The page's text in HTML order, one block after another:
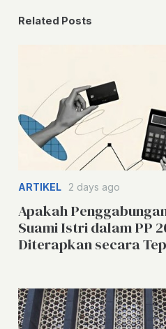
Related Posts
ARTIKEL 2 days ago
Apakah
Suami Istri dalam PP
Diterapkan secara